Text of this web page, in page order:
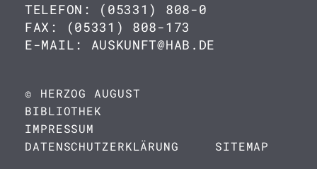
TELEFON: (05331) 808-0
FAX: (05331) 808-173
E-MAIL: AUSKUNFT@HAB.DE
© HERZOG AUGUST
BIBLIOTHEK
IMPRESSUM
DATENSCHUTZERKLÄRUNG
SITEMAP